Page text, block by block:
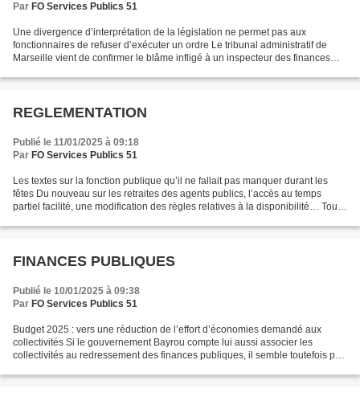
Par FO Services Publics 51
Une divergence d’interprétation de la législation ne permet pas aux
fonctionnaires de refuser d’exécuter un ordre Le tribunal administratif de
Marseille vient de confirmer le blâme infligé à un inspecteur des finances
REGLEMENTATION
Publié le 11/01/2025 à 09:18
Par FO Services Publics 51
Les textes sur la fonction publique qu’il ne fallait pas manquer durant les
fêtes Du nouveau sur les retraites des agents publics, l’accès au temps
partiel facilité, une modification des règles relatives à la disponibilité… Tour
FINANCES PUBLIQUES
Publié le 10/01/2025 à 09:38
Par FO Services Publics 51
Budget 2025 : vers une réduction de l’effort d’économies demandé aux
collectivités Si le gouvernement Bayrou compte lui aussi associer les
collectivités au redressement des finances publiques, il semble toutefois prêt